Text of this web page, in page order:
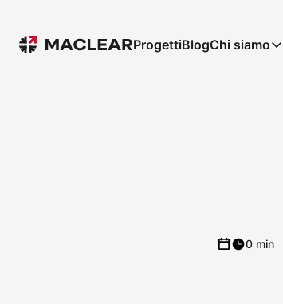
ProgettiBlogChi siamo
0 min